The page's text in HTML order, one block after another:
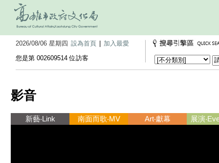
2026/08/06 星期四 設為首頁
加入最愛
您是第 002609514 位訪客
影音
新藝‧Link 南面而歌‧MV Art‧獻幕 展演